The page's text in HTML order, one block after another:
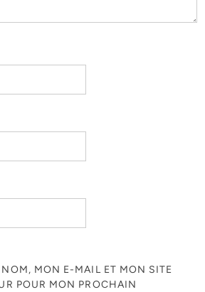
MON E-MAIL ET MON SITE
POUR MON PROCHAIN